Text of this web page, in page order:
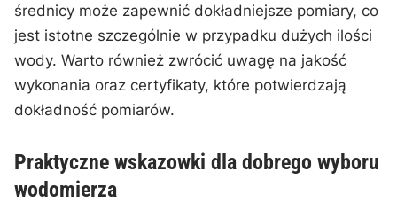
⁤średnicy może zapewnić dokładniejsze pomiary, co⁢
jest⁣ istotne‍ szczególnie w przypadku dużych ilości
wody. Warto również zwrócić uwagę na jakość
wykonania oraz certyfikaty, które⁢ potwierdzają
dokładność pomiarów.
Praktyczne wskazowki dla dobrego wyboru
wodomierza